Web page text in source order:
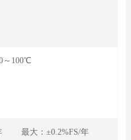
～100℃
最大：±0.2%FS/年